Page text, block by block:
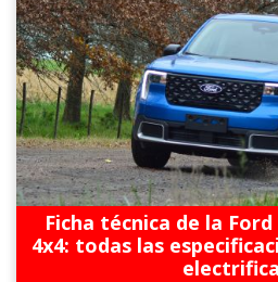
Ficha técnica de la
4x4: todas las